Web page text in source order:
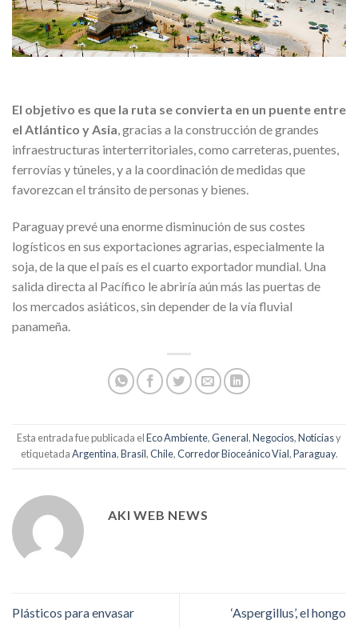
El objetivo es que la ruta se convierta en un puente entre
el Atlántico y Asia, gracias a la construcción de grandes
infraestructuras interterritoriales, como carreteras, puentes,
ferrovías y túneles, y a la coordinación de medidas que
favorezcan el tránsito de personas y bienes.
Paraguay prevé una enorme disminución de sus costes
logísticos en sus exportaciones agrarias, especialmente la
soja, de la que el país es el cuarto exportador mundial. Una
salida directa al Pacífico le abriría aún más las puertas de
los mercados asiáticos, sin depender de la vía fluvial
panameña.
Esta entrada fue publicada elEco Ambiente,General,Negocios,Noticiasy
etiquetadaArgentina,Brasil,Chile,Corredor Bioceánico Vial,Paraguay.
AKI WEB NEWS
Plásticos para envasar
‘Aspergillus’, el hongo